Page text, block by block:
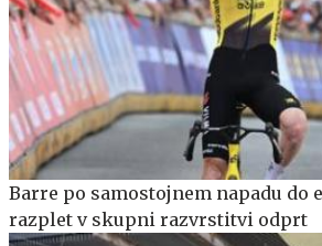
Barre po samostojnem napadu do
razplet v skupni razvrstitvi odprt